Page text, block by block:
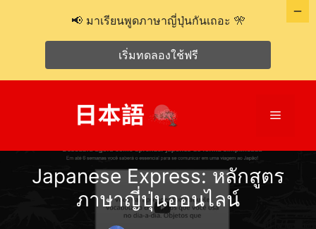
เมนู
Japanese Express: หลักสูตร
ภาษาญี่ปุ่นออนไลน์
📢 มาเรียนพูดภาษาญี่ปุ่นกันเถอะ 🎌
เริ่มทดลองใช้ฟรี